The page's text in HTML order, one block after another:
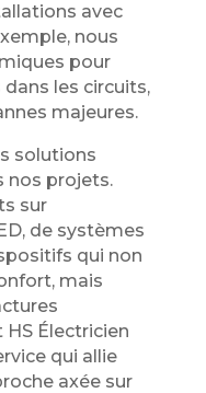
avec
nous
pour
les circuits,
majeures.
solutions
nos projets.
sur
de systèmes
qui non
mais
HS Électricien
qui allie
axée sur